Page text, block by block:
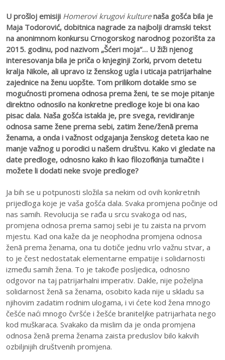
U prošloj emisiji Homerovi krugovi kulturenaša gošća bila je
Maja Todorović, dobitnica nagrade za najbolji dramski tekst
na anonimnom konkursu Crnogorskog narodnog pozorišta za
2015. godinu, pod nazivom „Šćeri moja“… U žiži njenog
interesovanja bila je priča o knjeginji Zorki, prvom detetu
kralja Nikole, ali upravo iz ženskog ugla i uticaja patrijarhalne
zajednice na ženu uopšte. Tom prilikom dotakle smo se
mogućnosti promena odnosa prema ženi, te se moje pitanje
direktno odnosilo na konkretne predloge koje bi ona kao
pisac dala. Naša gošća istakla je, pre svega, revidiranje
odnosa same žene prema sebi, zatim žene/ženā prema
ženama, a onda i važnost odgajanja ženskog deteta kao ne
manje važnog u porodici u našem društvu. Kako vi gledate na
date predloge, odnosno kako ih kao filozofkinja tumačite i
možete li dodati neke svoje predloge?
Ja bih se u potpunosti složila sa nekim od ovih konkretnih
prijedloga koje je vaša gošća dala. Svaka promjena počinje od
nas samih. Revolucija se rađa u srcu svakoga od nas,
promjena odnosa prema samoj sebi je tu zaista na prvom
mjestu. Kad ona kaže da je neophodna promjena odnosa
ženā prema ženama, ona tu dotiče jednu vrlo važnu stvar, a
to je čest nedostatak elementarne empatije i solidarnosti
između samih žena. To je takođe posljedica, odnosno
odgovor na taj patrijarhalni imperativ. Dakle, nije poželjna
solidarnost ženā sa ženama, osobito kada nije u skladu sa
njihovim zadatim rodnim ulogama, i vi ćete kod žena mnogo
češće naći mnogo čvršće i žešće braniteljke patrijarhata nego
kod muškaraca. Svakako da mislim da je onda promjena
odnosa ženā prema ženama zaista preduslov bilo kakvih
ozbiljnijih društvenih promjena.